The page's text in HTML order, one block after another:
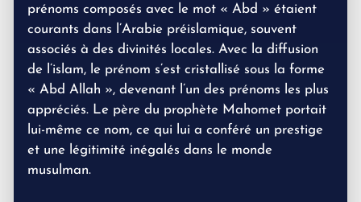
prénoms composés avec le mot « Abd » étaient
courants dans l’Arabie préislamique, souvent
associés à des divinités locales. Avec la diffusion
de l’islam, le prénom s’est cristallisé sous la forme
« Abd Allah », devenant l’un des prénoms les plus
appréciés. Le père du prophète Mahomet portait
lui-même ce nom, ce qui lui a conféré un prestige
et une légitimité inégalés dans le monde
musulman.